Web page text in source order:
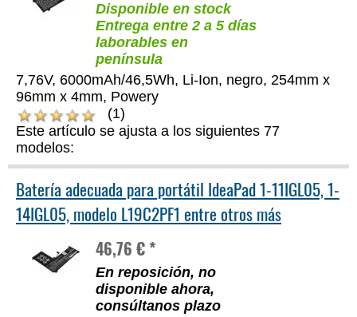
Disponible en stock
Entrega entre 2 a 5 días
laborables en
península
7,76V, 6000mAh/46,5Wh, Li-Ion, negro, 254mm x
96mm x 4mm, Powery
(1)
Este artículo se ajusta a los siguientes 77
modelos:
Batería adecuada para portátil IdeaPad 1-11IGL05, 1-
14IGL05, modelo L19C2PF1 entre otros más
46,76 € *
En reposición, no
disponible ahora,
consúltanos plazo